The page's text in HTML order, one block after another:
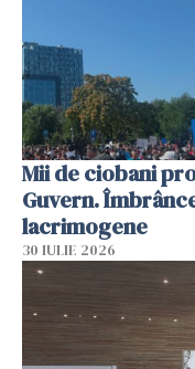
Mii de ciobani
Guvern.
lacrimogene
30 IULIE 2026